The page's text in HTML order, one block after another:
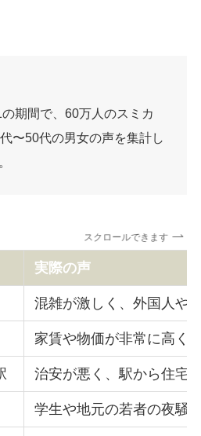
期間で、60万人のスミカ
〜50代の男女の声を集計し
スクロールできます
実際の声
混雑が激しく、外国人や
家賃や物価が非常に高く
治安が悪く、駅から住宅
学生や地元の若者の夜騒